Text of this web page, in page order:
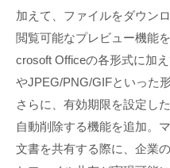
加えて、ファイルをダウン
閲覧可能なプレビュー機能
crosoft Officeの各形式に加
やJPEG/PNG/GIFといった
さらに、有効期限を設定し
自動削除する機能を追加。
文書を共有する際に、企業